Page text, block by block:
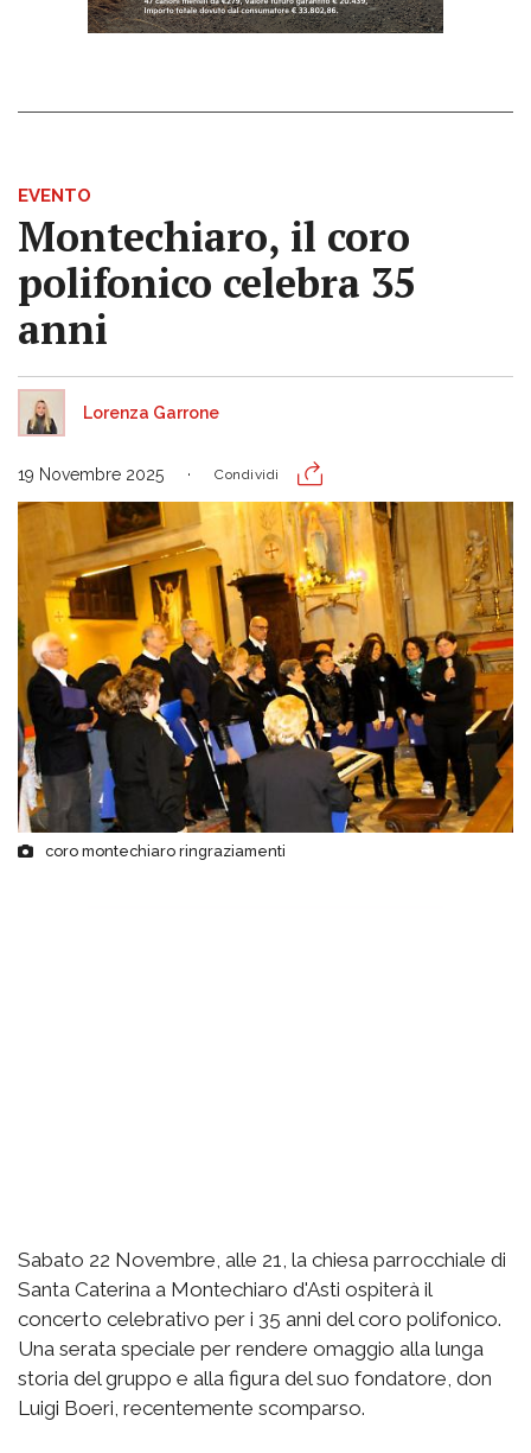
EVENTO
Montechiaro, il coro
polifonico celebra 35
anni
Lorenza Garrone
19 Novembre 2025 Condividi
coro montechiaro ringraziamenti
Sabato 22 Novembre, alle 21, la chiesa parrocchiale di
Santa Caterina a Montechiaro d'Asti ospiterà il
concerto celebrativo per i 35 anni del coro polifonico.
Una serata speciale per rendere omaggio alla lunga
storia del gruppo e alla figura del suo fondatore, don
Luigi Boeri, recentemente scomparso.